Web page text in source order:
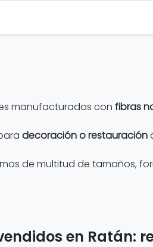
manufacturados con fibras
decoración o restauración
de multitud de tamaños,
en Ratán: